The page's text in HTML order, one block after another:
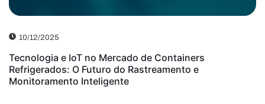
10/12/2025
Tecnologia e IoT no Mercado de Containers
Refrigerados: O Futuro do Rastreamento e
Monitoramento Inteligente